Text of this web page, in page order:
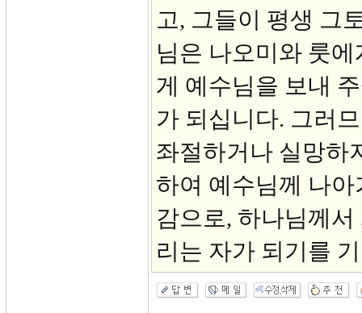
고, 그들이 평생 그
님은 나오미와 룻
게 예수님을 보내
가 되십니다. 그러
좌절하거나 실망하
하여 예수님께 나
감으로, 하나님께
리는 자가 되기를